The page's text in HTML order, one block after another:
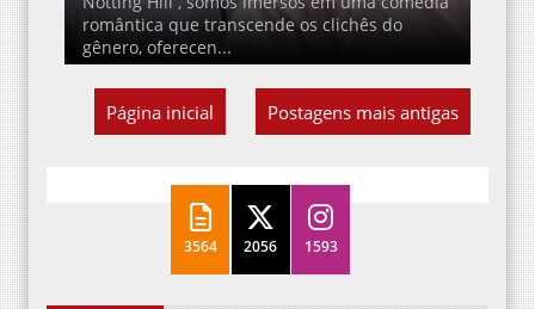
romântica que transcende os clichês do
gênero, oferecen...
Postagens mais antigas
Página inicial
3564 2056 1593